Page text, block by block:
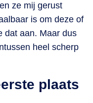
ze mij gerust
is om deze of
dat aan. Maar dus
heel scherp
plaats